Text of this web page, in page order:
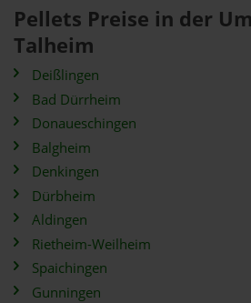
Pellets Preise in der
Talheim
Deißlingen
Bad Dürrheim
Donaueschingen
Balgheim
Denkingen
Dürbheim
Aldingen
Rietheim-Weilheim
Spaichingen
Gunningen